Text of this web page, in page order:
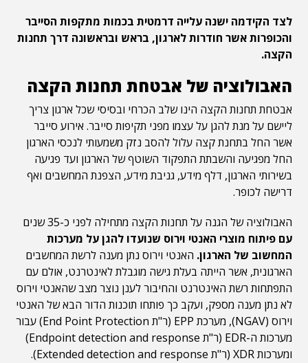
לצד הקידמה ישנה עלייה דרמטית בכמות מתקפות הסייבר
והכופרות אשר חודרות לארגון, בראש ובראשונה דרך תחנות
הקצה.
האבולוציה של אבטחת תחנות הקצה
אבטחת תחנות הקצה הינו שלב הכרחי ובסיסי שכל ארגון צריך
ליישם על מנת להגן על עצמו מפני תקיפות סייבר. אירוע סייבר
אשר החל בתחנת קצה עלול להסב נזק משמעותי לנכסי הארגון
החל מפגיעה והשבתת התפקוד השוטף של הארגון ועד פגיעה
בשירותי הארגון, דלף מידע, גניבת מידע, הצפנת המחשבים ואף
דרישה לכופר.
האבולוציה של הגנה על תחנות הקצה מתחילה לפני כ-35 שנים
עם פיתוח מוצרי האנטי וירוס שנועדו להגן על מערכות
המחשוב של הארגון. האנטי וירוס נתן מענה לרשת המחשבים
הארגונית, אשר הייתה בעלת גישה מוגבלת לאינטרנט, אולם עם
התפתחות רשת האינטרנט והחיבור לענן נוצר מצב שהאנטי וירוס
לא נתן מענה מספק, ועקב כך פותחו תוכנות הדור הבא של האנטי
וירוס (NGAV), מערכת EPP (ר"ת End Point Protection) עבור
מערכות ה-EDR (ר"ת Endpoint detection and response)
ומערכות XDR (ר"ת Extended detection and response).